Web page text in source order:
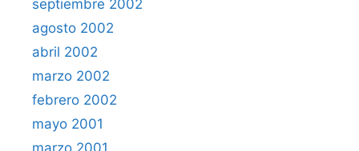
septiembre 2002
agosto 2002
abril 2002
marzo 2002
febrero 2002
mayo 2001
marzo 2001